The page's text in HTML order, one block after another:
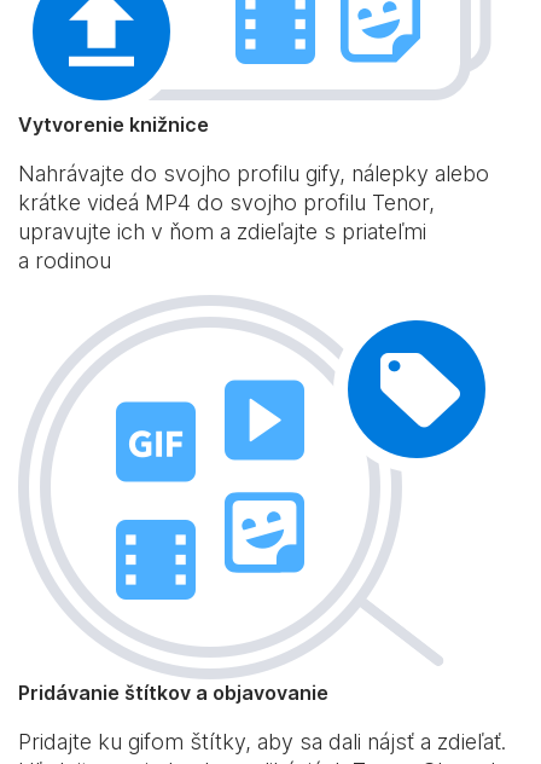
Vytvorenie knižnice
Nahrávajte do svojho profilu gify, nálepky alebo
krátke videá MP4 do svojho profilu Tenor,
upravujte ich v ňom a zdieľajte s priateľmi
a rodinou
Pridávanie štítkov a objavovanie
Pridajte ku gifom štítky, aby sa dali nájsť a zdieľať.